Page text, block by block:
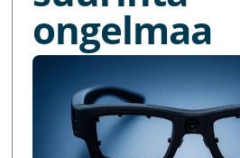
ongelmaa